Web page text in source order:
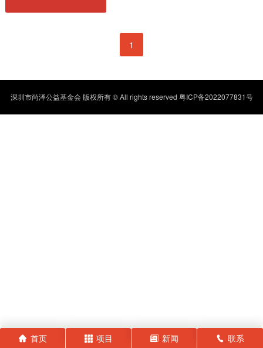
1
深圳市尚泽公益基金会 版权所有 © All rights reserved 粤ICP备2022077831号
首页 项目 新闻 联系